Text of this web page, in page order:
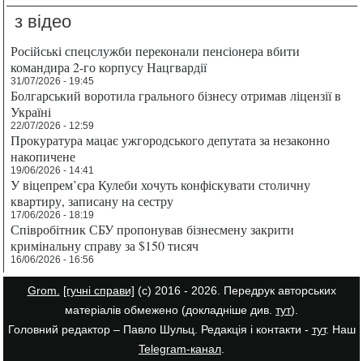
з відео
Російські спецслужби переконали пенсіонера вбити
командира 2-го корпусу Нацгвардії
31/07/2026 - 19:45
Болгарський воротила грального бізнесу отримав ліцензії в
Україні
22/07/2026 - 12:59
Прокуратура мацає ужгородського депутата за незаконно
накопичене
19/06/2026 - 14:41
У віцепрем’єра Кулеби хочуть конфіскувати столичну
квартиру, записану на сестру
17/06/2026 - 18:19
Співробітник СБУ пропонував бізнесмену закрити
кримінальну справу за $150 тисяч
16/06/2026 - 16:56
Grom. [гучні справи] (с) 2016 - 2026. Передрук авторських
матеріалів обмежено (докладніше див. тут).
Головний редактор – Павло Шульц. Редакція і контакти - тут. Наш
Telegram-канал